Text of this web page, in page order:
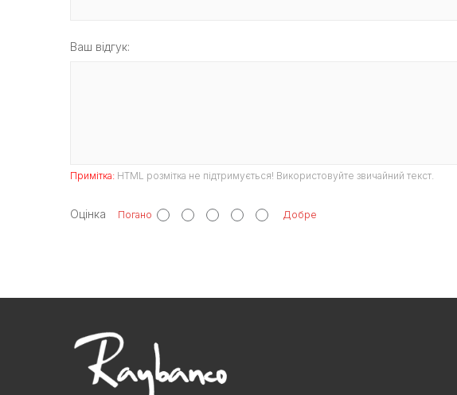
Ваш відгук:
Примітка: HTML розмітка не підтримується! Використовуйте звичайний текст.
Оцінка Погано Добре